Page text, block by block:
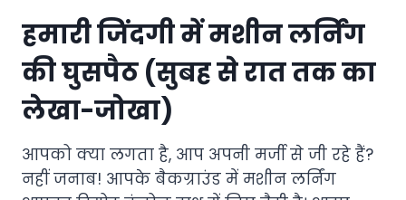
हमारी जिंदगी में मशीन लर्निंग
की घुसपैठ (सुबह से रात तक का
लेखा-जोखा)
आपको क्या लगता है, आप अपनी मर्जी से जी रहे हैं?
नहीं जनाब! आपके बैकग्राउंड में मशीन लर्निंग